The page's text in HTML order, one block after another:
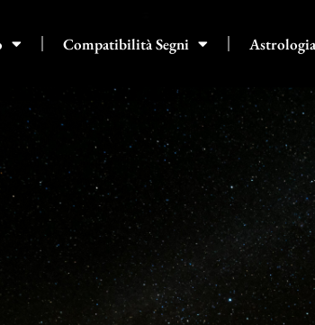
Compatibilità Segni